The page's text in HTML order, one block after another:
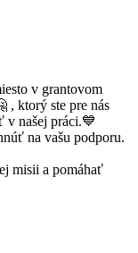
v grantovom
, ktorý ste pre nás
v našej práci.💙
na vašu podporu.
misii a pomáhať